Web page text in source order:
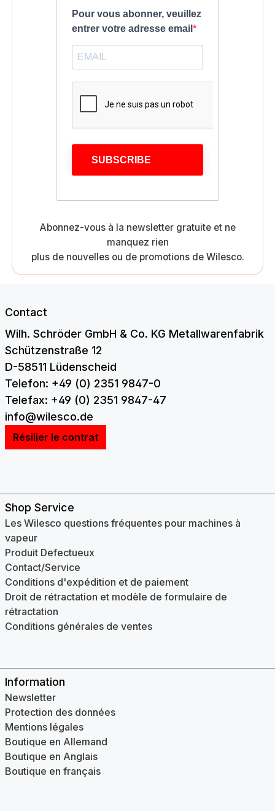
Pour vous abonner, veuillez
entrer votre adresse email
SUBSCRIBE
Abonnez-vous à la newsletter gratuite et ne
manquez rien
plus de nouvelles ou de promotions de Wilesco.
Contact
Wilh. Schröder GmbH & Co. KG Metallwarenfabrik
Schützenstraße 12
D-58511 Lüdenscheid
Telefon: +49 (0) 2351 9847-0
Telefax: +49 (0) 2351 9847-47
info@wilesco.de
Résilier le contrat
Shop Service
Les Wilesco questions fréquentes pour machines à
vapeur
Produit Defectueux
Contact/Service
Conditions d'expédition et de paiement
Droit de rétractation et modèle de formulaire de
rétractation
Conditions générales de ventes
Information
Newsletter
Protection des données
Mentions légales
Boutique en Allemand
Boutique en Anglais
Boutique en français